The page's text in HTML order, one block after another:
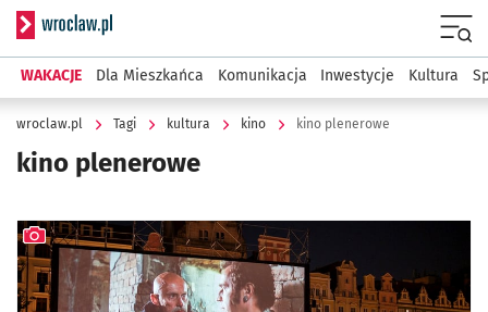
Serwis informacyjny wroclaw.pl
WAKACJE Dla Mieszkańca Komunikacja Inwestycje Kultura
wroclaw.pl Tagi kultura kino kino plenerowe
kino plenerowe